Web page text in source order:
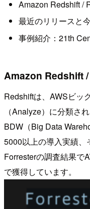
Amazon Redshift /
最近のリリースと
事例紹介：21th
Amazon Redshift
Redshiftは、AWSビッ
（Analyze）に分類さ
BDW（Big Data
5000以上の導入実績、
Forresterの調査結果で
で獲得しています。